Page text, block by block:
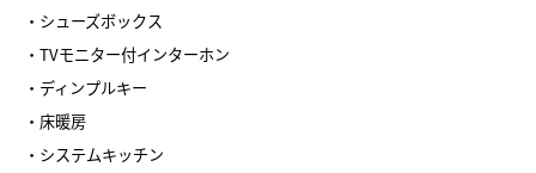
・シューズボックス
・TVモニター付インターホン
・ディンプルキー
・床暖房
・システムキッチン